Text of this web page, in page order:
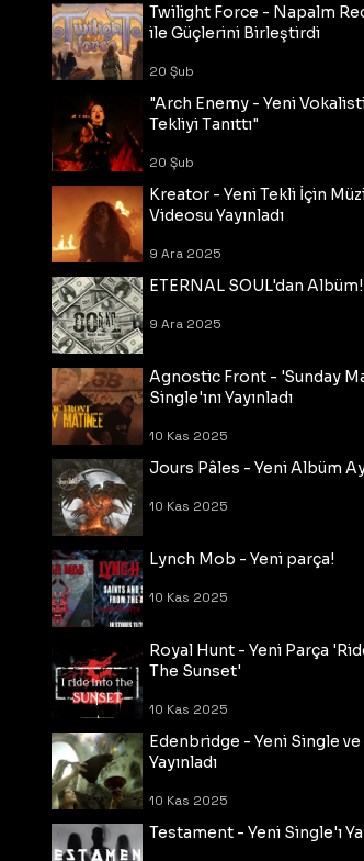
Twilight Force - Napalm
ile Güçlerini Birleştirdi
20 Şub
"Arch Enemy - Yeni
Tekliyi Tanıttı"
20 Şub
Kreator - Yeni Tekli İçin
Videosu Yayınladı
9 Ara 2025
ETERNAL SOUL'dan Albüm!
9 Ara 2025
Agnostic Front - 'Sunday
Single'ını Yayınladı
10 Kas 2025
Jours Pâles - Yeni Albüm
10 Kas 2025
Lynch Mob - Yeni parça!
10 Kas 2025
Royal Hunt - Yeni Parça
The Sunset'
10 Kas 2025
Edenbridge - Yeni Single
Yayınladı
10 Kas 2025
Testament - Yeni Single'ı